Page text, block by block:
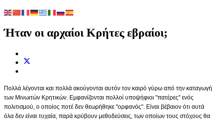
Ήταν οι αρχαίοι Κρήτες εβραίοι;
Πολλά λέγονται και πολλά ακούγονται αυτόν τον καιρό γύρω από την καταγωγή
των Μινωιτών Κρητικών. Εμφανίζονται πολλοί υποψήφιοι "πατέρες" ενός
πολιτισμού, ο οποίος ποτέ δεν θεωρήθηκε "ορφανός". Είναι βέβαιον ότι αυτά
όλα δεν είναι τυχαία, παρά κρύβουν μεθοδεύσεις, των οποίων τους στόχους θα